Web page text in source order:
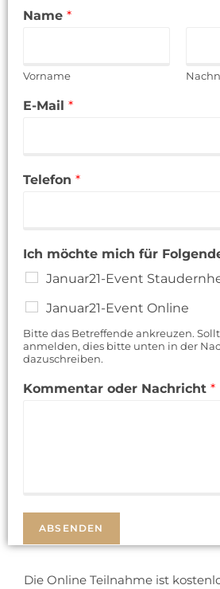
Name *
Vorname
E-Mail *
Telefon *
Ich möchte mich für
Januar21-Event
Januar21-Event Online
Bitte das Betreffende ankreuzen.
anmelden, dies bitte unten in der
dazuschreiben.
Kommentar oder Nachricht *
ABSENDEN
Die Online Teilnahme ist